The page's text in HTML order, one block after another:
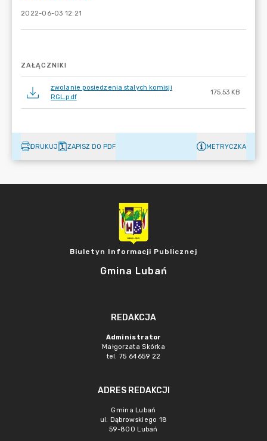
2022-06-03 12:21
ZAŁĄCZNIKI
zwolanie posiedzenia stalych komisji
RGL.pdf
175.53 KB
DRUKUJ ZAPISZ DO PDF METRYCZKA
Biuletyn Informacji Publicznej
Gmina Lubań
REDAKCJA
Administrator
Małgorzata Skórka
tel. 75 64659 22
ADRES REDAKCJI
Gmina Lubań
ul. Dąbrowskiego 18
59-800 Lubań